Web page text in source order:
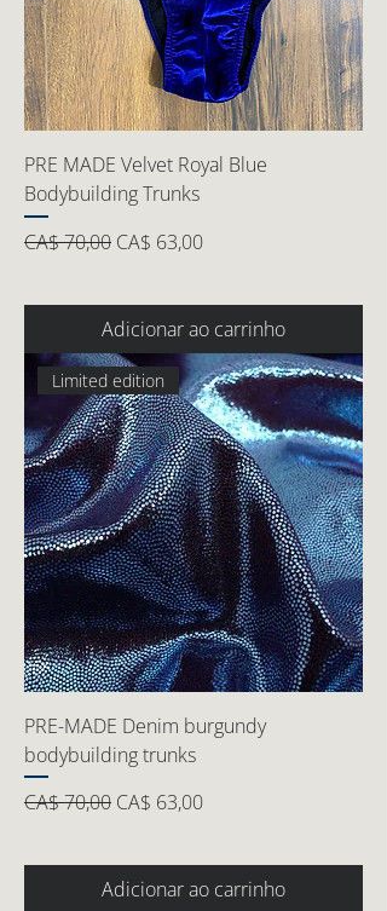
PRE MADE Velvet Royal Blue
Bodybuilding Trunks
Preço normal
CA$ 70,00 Preço promocional
CA$ 63,00
Adicionar ao carrinho
Limited edition
PRE-MADE Denim burgundy
bodybuilding trunks
Preço normal
CA$ 70,00 Preço promocional
CA$ 63,00
Adicionar ao carrinho